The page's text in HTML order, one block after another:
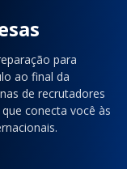
para
ao final da
de recrutadores
conecta você às